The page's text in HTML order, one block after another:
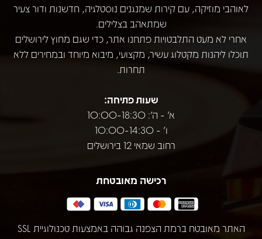
לאוהבי מוזיקה, עם קירות שמנגנים נוסטלגיה, חדשנות ודור צעיר
שמתאהב בצלילים.
אחרי לא מעט התלבטויות פתחנו אתר, כדי שגם מחוץ לירושלים
תוכלו ליהנות מקטלוג עשיר, מקצועי, מיבוא מיוחד ובמחירים ללא
תחרות.
שעות פתיחה:
א' - ה': 10:00-18:30
ו' - 10:00-14:30
רחוב שמאי 12 בירושלים
רכישה מאובטחת
האתר מאובטח ברמת הצפנה גבוהה באמצעות טכנולוגיית SSL